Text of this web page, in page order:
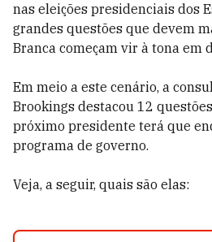
nas eleições presidenciais dos
grandes questões que devem
Branca começam vir à tona em
Em meio a este cenário, a
Brookings destacou 12
próximo presidente terá que
programa de governo.
Veja, a seguir, quais são elas: